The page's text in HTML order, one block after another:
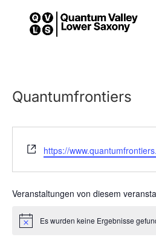
Quantumfrontiers
Webseite
https://
Veranstaltungen von diesem
HinweisEs wurden keine Ergebnisse